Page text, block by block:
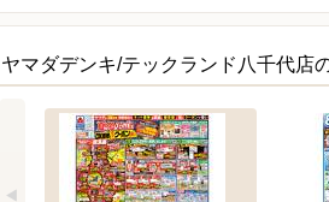
ヤマダデンキ/テックランド八千代